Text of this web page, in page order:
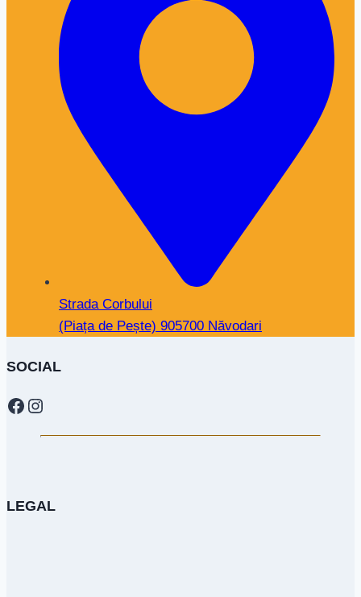
Strada Corbului
(Piața de Pește) 905700 Năvodari
SOCIAL
Facebook
Instagram
LEGAL